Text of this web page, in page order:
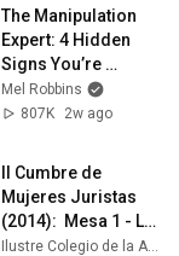
The Manipulation
Expert: 4 Hidden
Signs You’re
Dealing With a Toxic
Person
Mel Robbins
807K
2w ago
II Cumbre de
Mujeres Juristas
(2014):  Mesa 1 - La
mujer en la política